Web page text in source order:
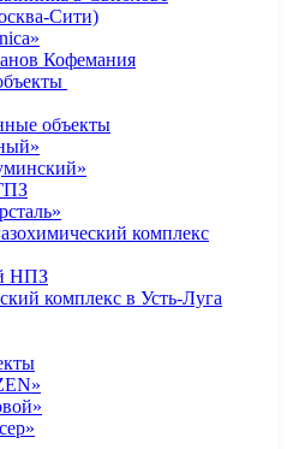
Сити)
Кофемания
объекты
комплекс
НПЗ
комплекс в Усть-Луга